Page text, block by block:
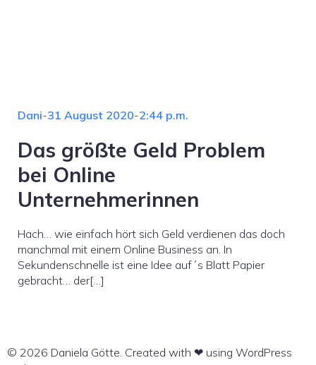
Dani-31 August 2020-2:44 p.m.
Das größte Geld Problem
bei Online
Unternehmerinnen
Hach… wie einfach hört sich Geld verdienen das doch
manchmal mit einem Online Business an. In
Sekundenschnelle ist eine Idee auf´s Blatt Papier
gebracht… der[…]
© 2026 Daniela Götte. Created with ❤ using WordPress